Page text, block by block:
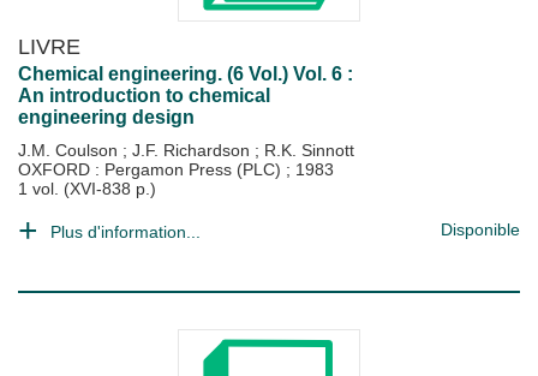
LIVRE
Chemical engineering. (6 Vol.) Vol. 6 :
An introduction to chemical
engineering design
J.M. Coulson ; J.F. Richardson ; R.K. Sinnott
OXFORD : Pergamon Press (PLC) ; 1983
1 vol. (XVI-838 p.)
Plus d'information... Disponible